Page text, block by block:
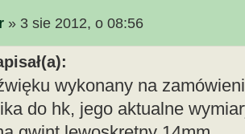
» 3 sie 2012, o 08:56
wykonany na
do hk, jego aktualne